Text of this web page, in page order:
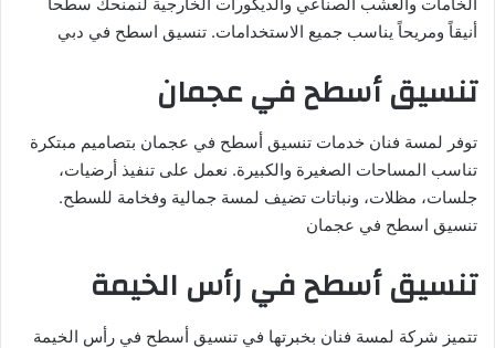
أنيقاً ومريحاً يناسب جميع الاستخدامات. تنسيق اسطح في دبي
تنسيق أسطح في عجمان
توفر لمسة فنان خدمات تنسيق أسطح في عجمان بتصاميم مبتكرة
تناسب المساحات الصغيرة والكبيرة. نعمل على تنفيذ أرضيات،
جلسات، مظلات، ونباتات تضيف لمسة جمالية وفخامة للسطح.
تنسيق اسطح في عجمان
تنسيق أسطح في رأس الخيمة
تتميز شركة لمسة فنان بخبرتها في تنسيق أسطح في رأس الخيمة